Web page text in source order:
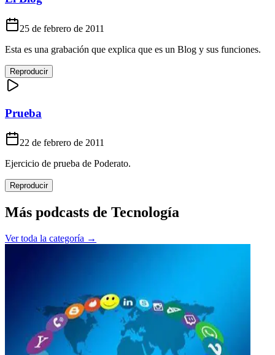
25 de febrero de 2011
Esta es una grabación que explica que es un Blog y sus funciones.
Reproducir
Prueba
22 de febrero de 2011
Ejercicio de prueba de Poderato.
Reproducir
Más podcasts de Tecnología
Ver toda la categoría →